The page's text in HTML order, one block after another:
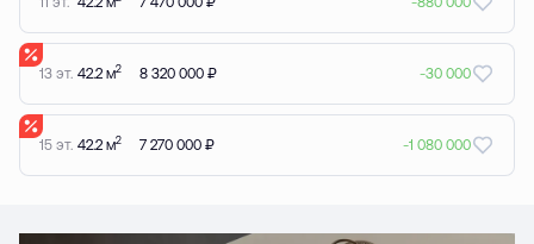
13 эт. 42.2 м2 8 320 000 ₽ -30 000
15 эт. 42.2 м2 7 270 000 ₽ -1 080 000